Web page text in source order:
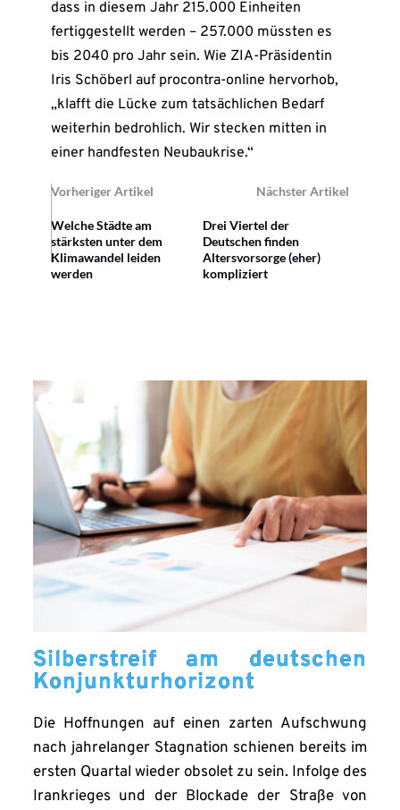
Silberstreif am deutschen
Konjunkturhorizont
Die Hoffnungen auf einen zarten Aufschwung
nach jahrelanger Stagnation schienen bereits im
ersten Quartal wieder obsolet zu sein. Infolge des
Irankrieges und der Blockade der Straße von
dass in diesem Jahr 215.000 Einheiten
fertiggestellt werden – 257.000 müssten es
bis 2040 pro Jahr sein. Wie ZIA-Präsidentin
Iris Schöberl auf procontra-online hervorhob,
„klafft die Lücke zum tatsächlichen Bedarf
weiterhin bedrohlich. Wir stecken mitten in
einer handfesten Neubaukrise.“
Vorheriger Artikel Nächster Artikel
Welche Städte am
stärksten unter dem
Klimawandel leiden
werden
Drei Viertel der
Deutschen finden
Altersvorsorge (eher)
kompliziert